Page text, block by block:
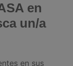
en
un/a
en sus